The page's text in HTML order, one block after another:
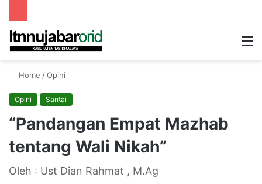
Home /Opini
Opini Santai
“Pandangan Empat Mazhab
tentang Wali Nikah”
Oleh : Ust Dian Rahmat , M.Ag